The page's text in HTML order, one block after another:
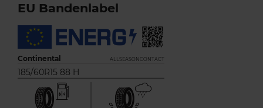
EU Bandenlabel
Continental ALLSEASONCONTACT
185/60R15 88 H